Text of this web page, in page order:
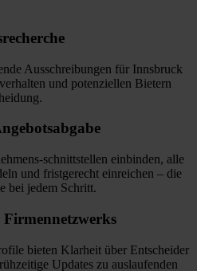
Ausschreibungen für Innsbruck
und potenziellen Bietern
schnittstellen einbinden, alle
und fristgerecht einreichen – die
bei jedem Schritt.
Firmennetzwerks
bieten Klarheit über Entscheider
Updates zu auslaufenden